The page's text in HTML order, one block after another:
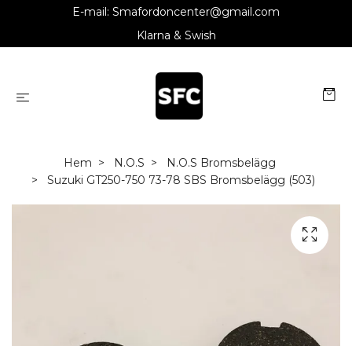
E-mail: Smafordoncenter@gmail.com
Klarna & Swish
Hem N.O.S
N.O.S Bromsbelägg
Suzuki GT250-750 73-78 SBS Bromsbelägg (503)